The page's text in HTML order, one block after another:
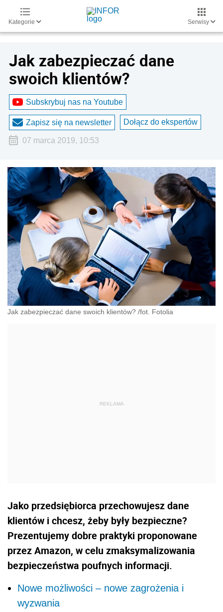
Kategorie Serwisy
Jak zabezpieczać dane
swoich klientów?
Subskrybuj nas na Youtube
Zapisz się na newsletter Dołącz do ekspertów
07 marca 2019, 10:53
Jak zabezpieczać dane swoich klientów? /fot. Fotolia
Jako przedsiębiorca przechowujesz dane
klientów i chcesz, żeby były bezpieczne?
Prezentujemy dobre praktyki proponowane
przez Amazon, w celu zmaksymalizowania
bezpieczeństwa poufnych informacji.
Nowe możliwości – nowe zagrożenia i
wyzwania